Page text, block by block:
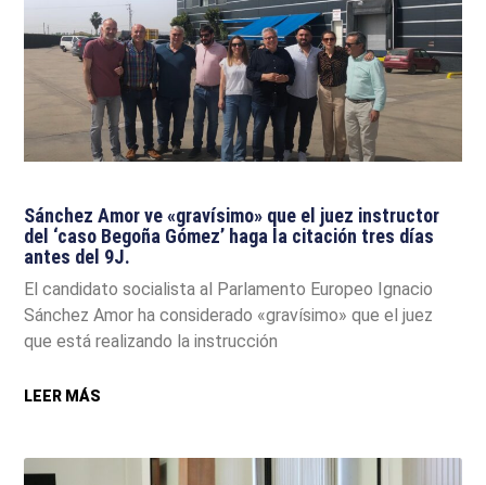
Sánchez Amor ve «gravísimo» que el juez instructor
del ‘caso Begoña Gómez’ haga la citación tres días
antes del 9J.
El candidato socialista al Parlamento Europeo Ignacio
Sánchez Amor ha considerado «gravísimo» que el juez
que está realizando la instrucción
LEER MÁS